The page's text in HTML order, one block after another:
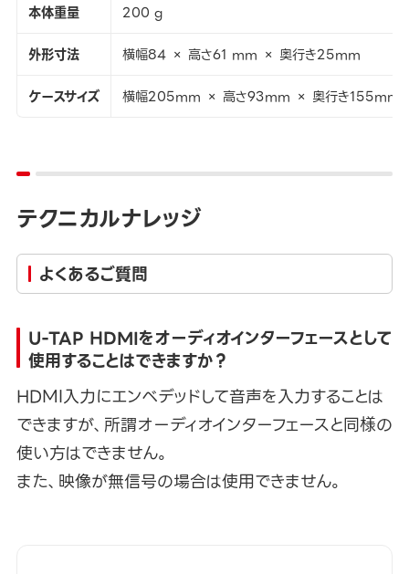
本体重量
200 g
外形寸法
横幅84 × 高さ61 mm × 奥行き25mm
ケースサイズ
横幅205mm × 高さ93mm × 奥行き155mm
テクニカルナレッジ
よくあるご質問
U-TAP HDMIをオーディオインターフェースとして
使用することはできますか？
HDMI入力にエンベデッドして音声を入力することは
できますが、所謂オーディオインターフェースと同様の
使い方はできません。
また、映像が無信号の場合は使用できません。